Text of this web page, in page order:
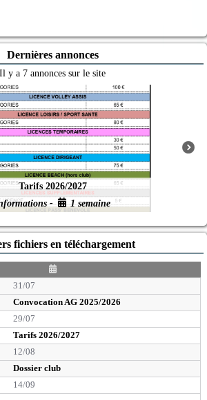
Dernières annonces
Il y a 7 annonces sur le site
Tarifs 2026/2027
-
1 semaine
fichiers en téléchargement
D
a
e
31/07
Convocation AG 2025/2026
29/07
Tarifs 2026/2027
12/08
Dossier club
14/09